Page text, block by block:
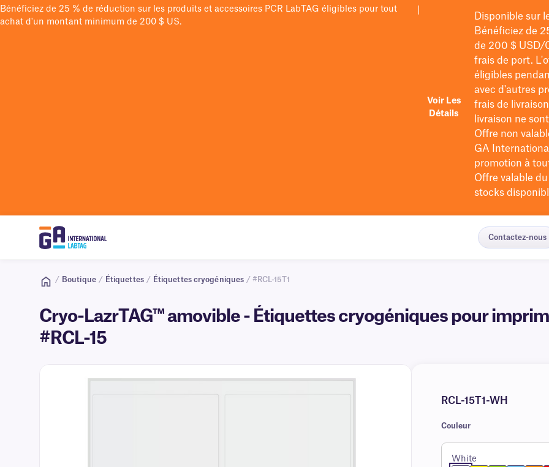
Bénéficiez de 25 % de réduction sur les produits et accessoires PCR LabTAG éligibles pour tout
achat d'un montant minimum de 200 $ US.
Voir Les
Détails
Disponible sur
Bénéficiez de
de 200 $USD/
frais de port.
éligibles
avec d'autres
frais de
livraison ne
Offre non
GA
promotion à
Offre valable
stocks
Contactez-nous
/ Boutique / Étiquettes / Étiquettes cryogéniques / #RCL-15T1
Cryo-LazrTAG™ amovible - Étiquettes cryogéniques pour
#RCL-15
RCL-15T1-WH
Couleur
White